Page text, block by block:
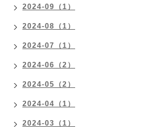
2024-09（1）
2024-08（1）
2024-07（1）
2024-06（2）
2024-05（2）
2024-04（1）
2024-03（1）